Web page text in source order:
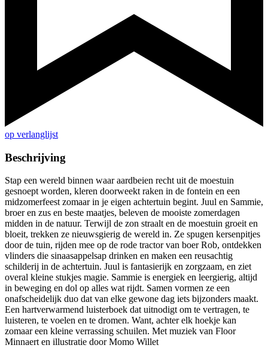
op verlanglijst
Beschrijving
Stap een wereld binnen waar aardbeien recht uit de moestuin
gesnoept worden, kleren doorweekt raken in de fontein en een
midzomerfeest zomaar in je eigen achtertuin begint. Juul en Sammie,
broer en zus en beste maatjes, beleven de mooiste zomerdagen
midden in de natuur. Terwijl de zon straalt en de moestuin groeit en
bloeit, trekken ze nieuwsgierig de wereld in. Ze spugen kersenpitjes
door de tuin, rijden mee op de rode tractor van boer Rob, ontdekken
vlinders die sinaasappelsap drinken en maken een reusachtig
schilderij in de achtertuin. Juul is fantasierijk en zorgzaam, en ziet
overal kleine stukjes magie. Sammie is energiek en leergierig, altijd
in beweging en dol op alles wat rijdt. Samen vormen ze een
onafscheidelijk duo dat van elke gewone dag iets bijzonders maakt.
Een hartverwarmend luisterboek dat uitnodigt om te vertragen, te
luisteren, te voelen en te dromen. Want, achter elk hoekje kan
zomaar een kleine verrassing schuilen. Met muziek van Floor
Minnaert en illustratie door Momo Willet